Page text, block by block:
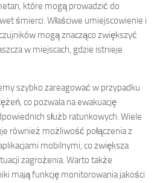
które mogą prowadzić do
śmierci. Właściwe umiejscowienie i
mogą znacząco zwiększyć
w miejscach, gdzie istnieje
szybko zareagować w przypadku
co pozwala na ewakuację
służb ratunkowych. Wiele
również możliwość połączenia z
mobilnymi, co zwiększa
zagrożenia. Warto także
mają funkcję monitorowania jakości